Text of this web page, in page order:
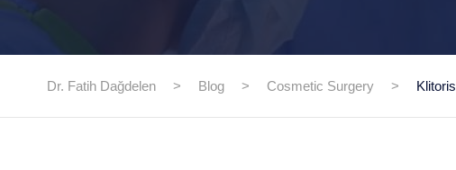
Dr. Fatih Dağdelen > Blog > Cosmetic Surgery >